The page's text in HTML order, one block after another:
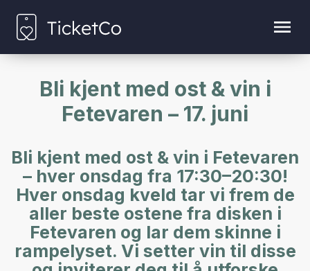
Bli kjent med ost & vin i
Fetevaren – 17. juni
Bli kjent med ost & vin i Fetevaren
– hver onsdag fra 17:30–20:30!
Hver onsdag kveld tar vi frem de
aller beste ostene fra disken i
Fetevaren og lar dem skinne i
rampelyset. Vi setter vin til disse